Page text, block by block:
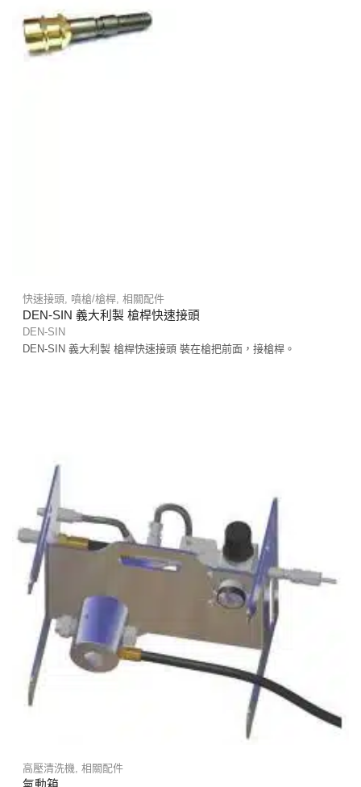
快速接頭 噴槍/槍桿 相關配件
DEN-SIN 義大利製 槍桿快速接頭
DEN-SIN
DEN-SIN 義大利製 槍桿快速接頭 裝在槍把前面，接槍桿。
高壓清洗機 相關配件
氣動箱